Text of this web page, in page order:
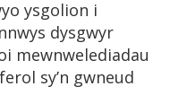
ysgolion i
dysgwyr
mewnwelediadau
sy’n gwneud